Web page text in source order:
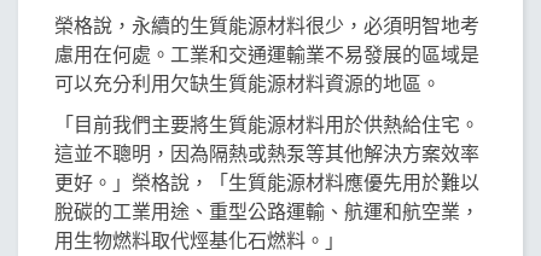
榮格說，永續的生質能源材料很少，必須明智地考
慮用在何處。工業和交通運輸業不易發展的區域是
可以充分利用欠缺生質能源材料資源的地區。
「目前我們主要將生質能源材料用於供熱給住宅。
這並不聰明，因為隔熱或熱泵等其他解決方案效率
更好。」榮格說，「生質能源材料應優先用於難以
脫碳的工業用途、重型公路運輸、航運和航空業，
用生物燃料取代烴基化石燃料。」